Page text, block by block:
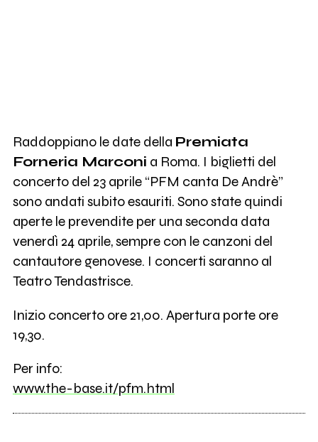
Raddoppiano le date della Premiata
Forneria Marconi a Roma. I biglietti del
concerto del 23 aprile “PFM canta De Andrè”
sono andati subito esauriti. Sono state quindi
aperte le prevendite per una seconda data
venerdì 24 aprile, sempre con le canzoni del
cantautore genovese. I concerti saranno al
Teatro Tendastrisce.
Inizio concerto ore 21,00. Apertura porte ore
19,30.
Per info:
www.the-base.it/pfm.html